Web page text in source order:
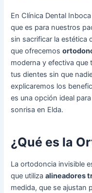
En Clínica Dental
que es para nuestros
sin sacrificar la estética
que ofrecemos
moderna y efectiva que
tus dientes sin que
explicaremos los
es una opción ideal
sonrisa en Elda.
¿Qué es la
La ortodoncia invisible
que utilizaalineadores
medida, que se ajustan